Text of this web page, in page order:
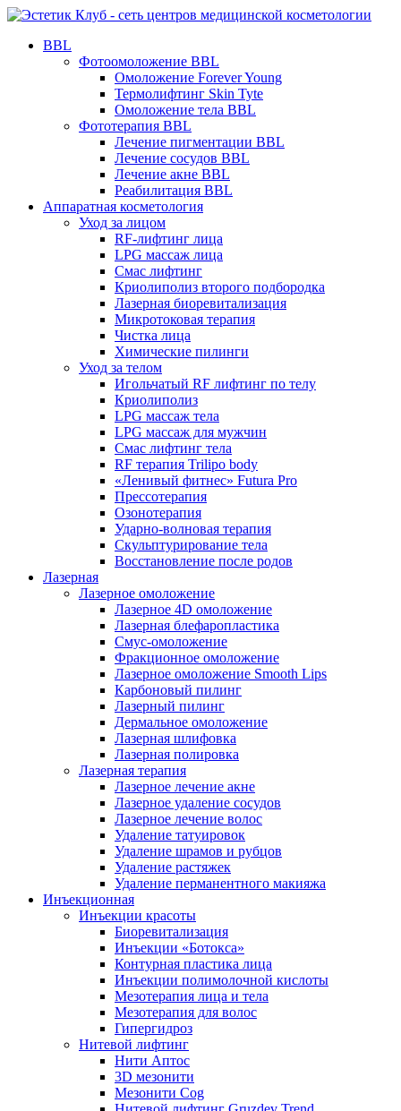
BBL
Фотоомоложение BBL
Омоложение Forever Young
Термолифтинг Skin Tyte
Омоложение тела BBL
Фототерапия BBL
Лечение пигментации BBL
Лечение сосудов BBL
Лечение акне BBL
Реабилитация BBL
Аппаратная косметология
Уход за лицом
RF-лифтинг лица
LPG массаж лица
Смас лифтинг
Криолиполиз второго подбородка
Лазерная биоревитализация
Микротоковая терапия
Чистка лица
Химические пилинги
Уход за телом
Игольчатый RF лифтинг по телу
Криолиполиз
LPG массаж тела
LPG массаж для мужчин
Смас лифтинг тела
RF терапия Trilipo body
«Ленивый фитнес» Futura Pro
Прессотерапия
Озонотерапия
Ударно-волновая терапия
Скульптурирование тела
Восстановление после родов
Лазерная
Лазерное омоложение
Лазерное 4D омоложение
Лазерная блефаропластика
Смус-омоложение
Фракционное омоложение
Лазерное омоложение Smooth Lips
Карбоновый пилинг
Лазерный пилинг
Дермальное омоложение
Лазерная шлифовка
Лазерная полировка
Лазерная терапия
Лазерное лечение акне
Лазерное удаление сосудов
Лазерное лечение волос
Удаление татуировок
Удаление шрамов и рубцов
Удаление растяжек
Удаление перманентного макияжа
Инъекционная
Инъекции красоты
Биоревитализация
Инъекции «Ботокса»
Контурная пластика лица
Инъекции полимолочной кислоты
Мезотерапия лица и тела
Мезотерапия для волос
Гипергидроз
Нитевой лифтинг
Нити Аптос
3D мезонити
Мезонити Cog